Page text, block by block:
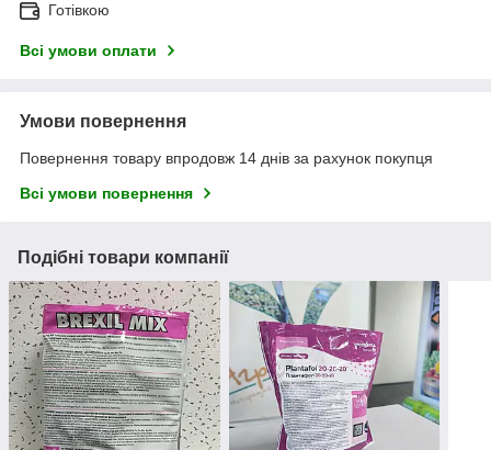
Готівкою
Всі умови оплати
Умови повернення
Повернення товару впродовж 14 днів за рахунок покупця
Всі умови повернення
Подібні товари компанії